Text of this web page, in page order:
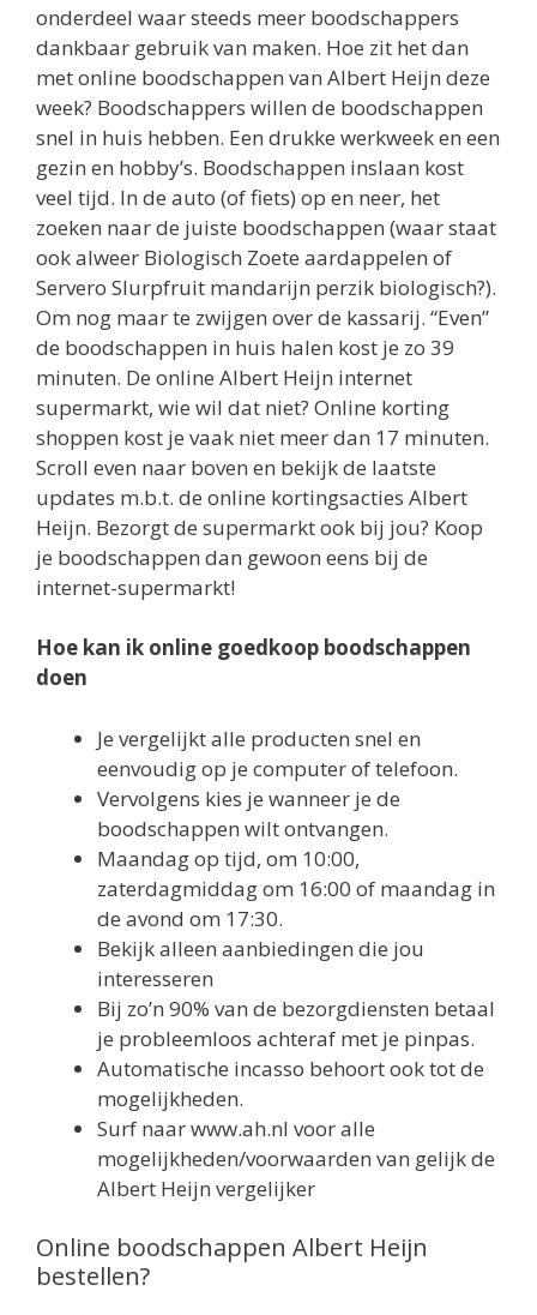
onderdeel waar steeds meer boodschappers
dankbaar gebruik van maken. Hoe zit het dan
met online boodschappen van Albert Heijn deze
week? Boodschappers willen de boodschappen
snel in huis hebben. Een drukke werkweek en een
gezin en hobby’s. Boodschappen inslaan kost
veel tijd. In de auto (of fiets) op en neer, het
zoeken naar de juiste boodschappen (waar staat
ook alweer Biologisch Zoete aardappelen of
Servero Slurpfruit mandarijn perzik biologisch?).
Om nog maar te zwijgen over de kassarij. “Even”
de boodschappen in huis halen kost je zo 39
minuten. De online Albert Heijn internet
supermarkt, wie wil dat niet? Online korting
shoppen kost je vaak niet meer dan 17 minuten.
Scroll even naar boven en bekijk de laatste
updates m.b.t. de online kortingsacties Albert
Heijn. Bezorgt de supermarkt ook bij jou? Koop
je boodschappen dan gewoon eens bij de
internet-supermarkt!
Hoe kan ik online goedkoop boodschappen
doen
Je vergelijkt alle producten snel en
eenvoudig op je computer of telefoon.
Vervolgens kies je wanneer je de
boodschappen wilt ontvangen.
Maandag op tijd, om 10:00,
zaterdagmiddag om 16:00 of maandag in
de avond om 17:30.
Bekijk alleen aanbiedingen die jou
interesseren
Bij zo’n 90% van de bezorgdiensten betaal
je probleemloos achteraf met je pinpas.
Automatische incasso behoort ook tot de
mogelijkheden.
Surf naar www.ah.nl voor alle
mogelijkheden/voorwaarden van gelijk de
Albert Heijn vergelijker
Online boodschappen Albert Heijn
bestellen?